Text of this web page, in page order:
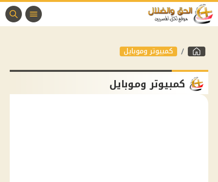
كمبيوتر وموبايل
كمبيوتر وموبايل